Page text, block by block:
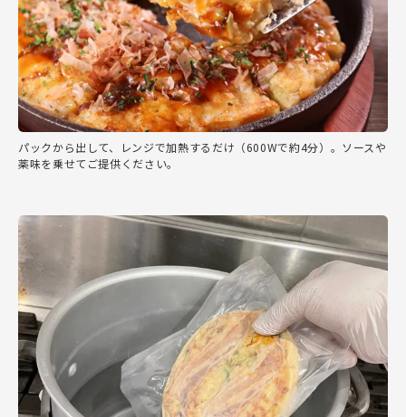
パックから出して、レンジで加熱するだけ（600Wで約4分）。ソースや
薬味を乗せてご提供ください。